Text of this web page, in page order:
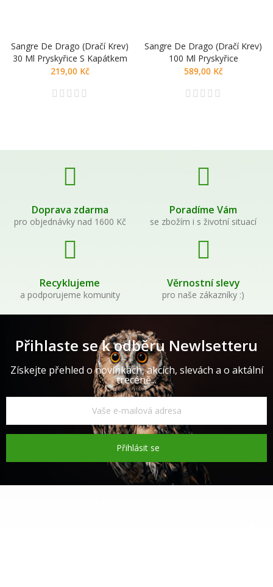
Sangre De Drago (Dračí Krev)
30 Ml Pryskyřice S Kapátkem
219,00 Kč
Sangre De Drago (Dračí Krev)
100 Ml Pryskyřice
589,00 Kč
Doprava zdarma
pro objednávky nad 1600 Kč
Poradíme Vám
se zbožím i s životní situací
Recyklujeme
a podporujeme komunity
Věrnostní slevy
pro naše zákazníky :)
Přihlaste se k odběru Newlsetteru
Získejte přehled o novinkách, akcích, slevách a o aktální
trecéně...
Přihlásit se